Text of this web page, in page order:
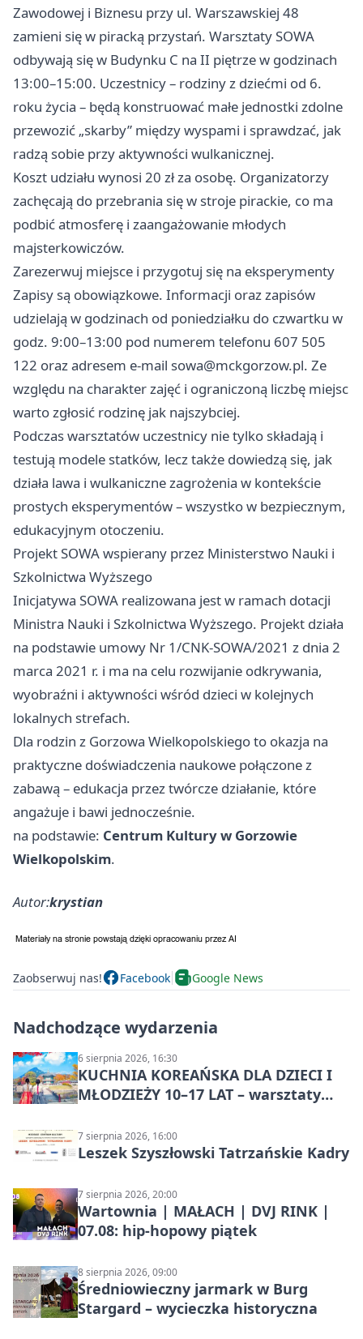
Zawodowej i Biznesu przy ul. Warszawskiej 48
zamieni się w piracką przystań. Warsztaty SOWA
odbywają się w Budynku C na II piętrze w godzinach
13:00–15:00. Uczestnicy – rodziny z dziećmi od 6.
roku życia – będą konstruować małe jednostki zdolne
przewozić „skarby” między wyspami i sprawdzać, jak
radzą sobie przy aktywności wulkanicznej.
Koszt udziału wynosi 20 zł za osobę. Organizatorzy
zachęcają do przebrania się w stroje pirackie, co ma
podbić atmosferę i zaangażowanie młodych
majsterkowiczów.
Zarezerwuj miejsce i przygotuj się na eksperymenty
Zapisy są obowiązkowe. Informacji oraz zapisów
udzielają w godzinach od poniedziałku do czwartku w
godz. 9:00–13:00 pod numerem telefonu 607 505
122 oraz adresem e-mail sowa@mckgorzow.pl. Ze
względu na charakter zajęć i ograniczoną liczbę miejsc
warto zgłosić rodzinę jak najszybciej.
Podczas warsztatów uczestnicy nie tylko składają i
testują modele statków, lecz także dowiedzą się, jak
działa lawa i wulkaniczne zagrożenia w kontekście
prostych eksperymentów – wszystko w bezpiecznym,
edukacyjnym otoczeniu.
Projekt SOWA wspierany przez Ministerstwo Nauki i
Szkolnictwa Wyższego
Inicjatywa SOWA realizowana jest w ramach dotacji
Ministra Nauki i Szkolnictwa Wyższego. Projekt działa
na podstawie umowy Nr 1/CNK-SOWA/2021 z dnia 2
marca 2021 r. i ma na celu rozwijanie odkrywania,
wyobraźni i aktywności wśród dzieci w kolejnych
lokalnych strefach.
Dla rodzin z Gorzowa Wielkopolskiego to okazja na
praktyczne doświadczenia naukowe połączone z
zabawą – edukacja przez twórcze działanie, które
angażuje i bawi jednocześnie.
na podstawie: Centrum Kultury w Gorzowie
Wielkopolskim.
Autor:krystian
Zaobserwuj nas! Facebook Google News
Nadchodzące wydarzenia
6 sierpnia 2026, 16:30
KUCHNIA KOREAŃSKA DLA DZIECI I
MŁODZIEŻY 10–17 LAT – warsztaty
7 sierpnia 2026, 16:00
Leszek Szyszłowski Tatrzańskie Kadry
7 sierpnia 2026, 20:00
Wartownia | MAŁACH | DVJ RINK |
07.08: hip-hopowy piątek
8 sierpnia 2026, 09:00
Średniowieczny jarmark w Burg
Stargard – wycieczka historyczna